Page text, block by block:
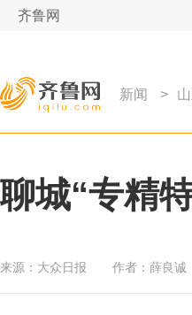
齐鲁网
新闻 >
聊城“专精
来源： 大众日报 作者： 薛良诚